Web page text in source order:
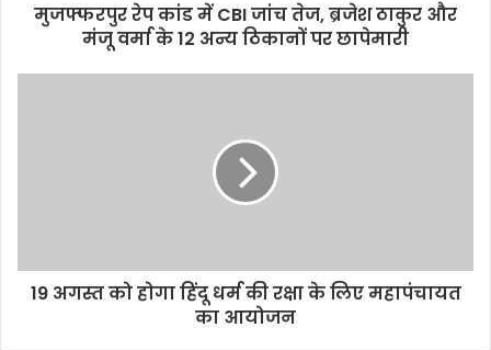
मुजफ्फरपुर रेप कांड में CBI जांच तेज, ब्रजेश ठाकुर और
मंजू वर्मा के 12 अन्य ठिकानों पर छापेमारी
19 अगस्त को होगा हिंदू धर्म की रक्षा के लिए महापंचायत
का आयोजन